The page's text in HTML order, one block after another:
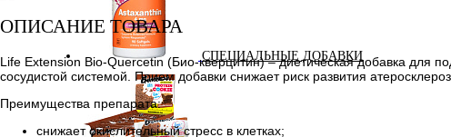
СПЕЦИАЛЬНЫЕ ДОБАВКИ
ОПИСАНИЕ ТОВАРА
Life Extension Bio-Quercetin (Био-кверцитин) – диетическая добавка для
сосудистой системой. Прием добавки снижает риск развития
Преимущества препарата:
снижает окислительный стресс в клетках;